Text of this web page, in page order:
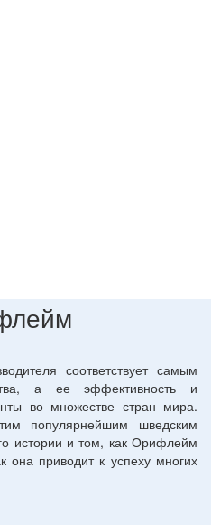
соответствует самым
а ее эффективность и
во множестве стран мира.
популярнейшим шведским
истории и том, как Орифлейм
она приводит к успеху многих